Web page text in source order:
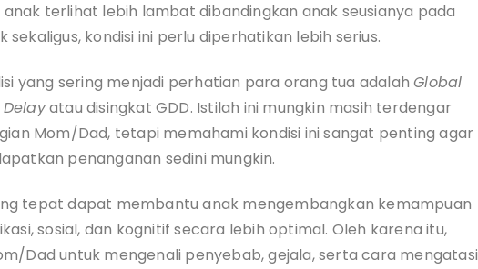
terlihat lebih lambat dibandingkan anak seusianya pada
sekaligus, kondisi ini perlu diperhatikan lebih serius.
yang sering menjadi perhatian para orang tua adalahGlobal
atau disingkat GDD. Istilah ini mungkin masih terdengar
Mom/Dad, tetapi memahami kondisi ini sangat penting agar
penanganan sedini mungkin.
tepat dapat membantu anak mengembangkan kemampuan
sosial, dan kognitif secara lebih optimal. Oleh karena itu,
Dad untuk mengenali penyebab, gejala, serta cara mengatasi